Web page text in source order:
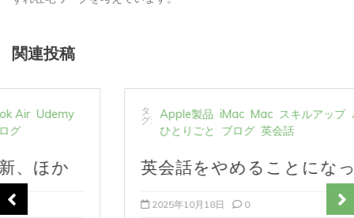
関連投稿
グ:
Apple製品 Mac スキルアップ
パソコン
ひとりごと
ブログ 英会話
英会話をやめることになった